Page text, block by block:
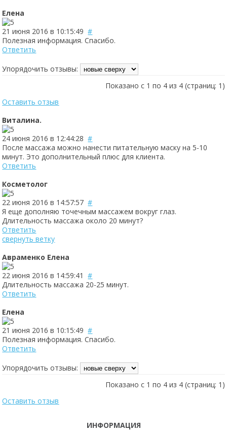
Елена
21 июня 2016 в 10:15:49#
Полезная информация. Спасибо.
Ответить
Упорядочить отзывы:
Показано с 1 по 4 из 4 (страниц: 1)
Оставить отзыв
Виталина.
24 июня 2016 в 12:44:28#
После массажа можно нанести питательную маску на 5-10
минут. Это дополнительный плюс для клиента.
Ответить
Косметолог
22 июня 2016 в 14:57:57#
Я еще дополняю точечным массажем вокруг глаз.
Длительность массажа около 20 минут?
Ответить
свернуть ветку
Авраменко Елена
22 июня 2016 в 14:59:41#
Длительность массажа 20-25 минут.
Ответить
Елена
21 июня 2016 в 10:15:49#
Полезная информация. Спасибо.
Ответить
Упорядочить отзывы:
Показано с 1 по 4 из 4 (страниц: 1)
Оставить отзыв
ИНФОРМАЦИЯ